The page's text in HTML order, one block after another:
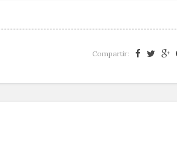
Compartir: